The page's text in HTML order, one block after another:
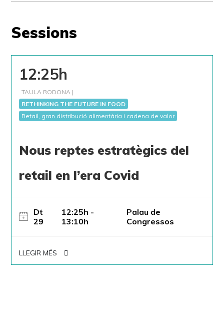
Sessions
12:25h
TAULA RODONA |
RETHINKING THE FUTURE IN FOOD
Retail, gran distribució alimentària i cadena de valor
Nous reptes estratègics del
retail en l’era Covid
Dt
29
12:25h -
13:10h
Palau de
Congressos
LLEGIR MÉS